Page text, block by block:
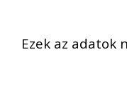
Ezek az adatok